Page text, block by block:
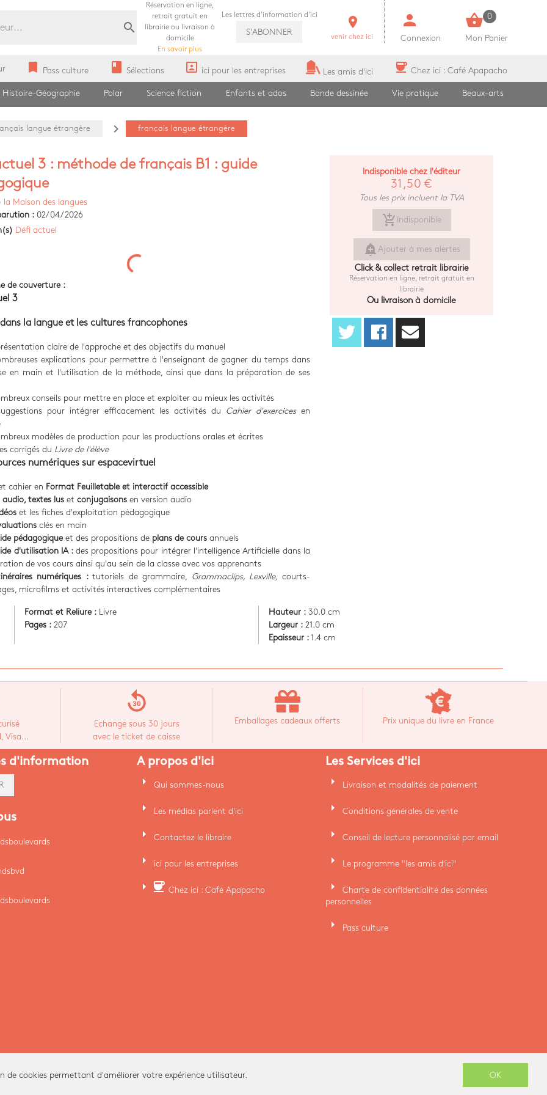
search
Réservation en ligne,
retrait gratuit en
librairie ou livraison à
domicile
En savoir plus
Les lettres d'information d'ici
S'ABONNER
room
venir chez ici
person
Connexion
shopping_basket 0
Mon Panier
bookmark Pass culture book Sélections portrait ici pour les entreprises Les amis d'ici coffee Chez ici : Café Apapacho
Histoire-Géographie Polar Science fiction Enfants et ados Bande dessinée Vie pratique Beaux-arts
langue étrangère navigate_next français langue étrangère
3 : méthode de français B1 : guide
la Maison des langues
: 02/04/2026
Défi actuel
de couverture :
3
dans la langue et les cultures francophones
claire de l'approche et des objectifs du manuel
explications pour permettre à l'enseignant de gagner du temps dans
en main et l'utilisation de la méthode, ainsi que dans la préparation de ses
conseils pour mettre en place et exploiter au mieux les activités
pour intégrer efficacement les activités du Cahier d'exercicesen
modèles de production pour les productions orales et écrites
corrigés du Livre de l'élève
numériques sur espacevirtuel
cahier en Format Feuilletable et interactif accessible
audio, textes lus et conjugaisons en version audio
et les fiches d'exploitation pédagogique
clés en main
pédagogique et des propositions de plans de cours annuels
d'utilisation IA : des propositions pour intégrer l'intelligence Artificielle dans la
de vos cours ainsi qu'au sein de la classe avec vos apprenants
numériques :tutoriels de grammaire, Grammaclips, Lexville,courts-
microfilms et activités interactives complémentaires
Indisponible chez l'éditeur
31,50 €
Tous les prix incluent la TVA
add_shopping_cart Indisponible
add_alert Ajouter à mes alertes
Click & collect retrait librairie
Réservation en ligne, retrait gratuit en
librairie
Ou livraison à domicile
Format et Reliure :
Livre
Pages : 207
Hauteur : 30.0 cm
Largeur : 21.0 cm
Epaisseur : 1.4 cm
Visa...
replay_30
Echange sous 30 jours
avec le ticket de caisse
Emballages cadeaux offerts Prix unique du livre en France
d'information A propos d'ici
arrow_right Qui sommes-nous
arrow_right Les médias parlent d'ici
arrow_right Contactez le libraire
arrow_right ici pour les entreprises
arrow_right coffee Chez ici : Café Apapacho
Les Services d'ici
arrow_right Livraison et modalités de paiement
arrow_right Conditions générales de vente
arrow_right Conseil de lecture personnalisé par email
arrow_right Le programme "les amis d'ici"
arrow_right
Charte de confidentialité des données
personnelles
arrow_right Pass culture
Ici Librairie - Paris Grands Boulevards © 2026 - STUDIO BRIANDBERTHEREAU
de cookies permettant d'améliorer votre expérience utilisateur. OK